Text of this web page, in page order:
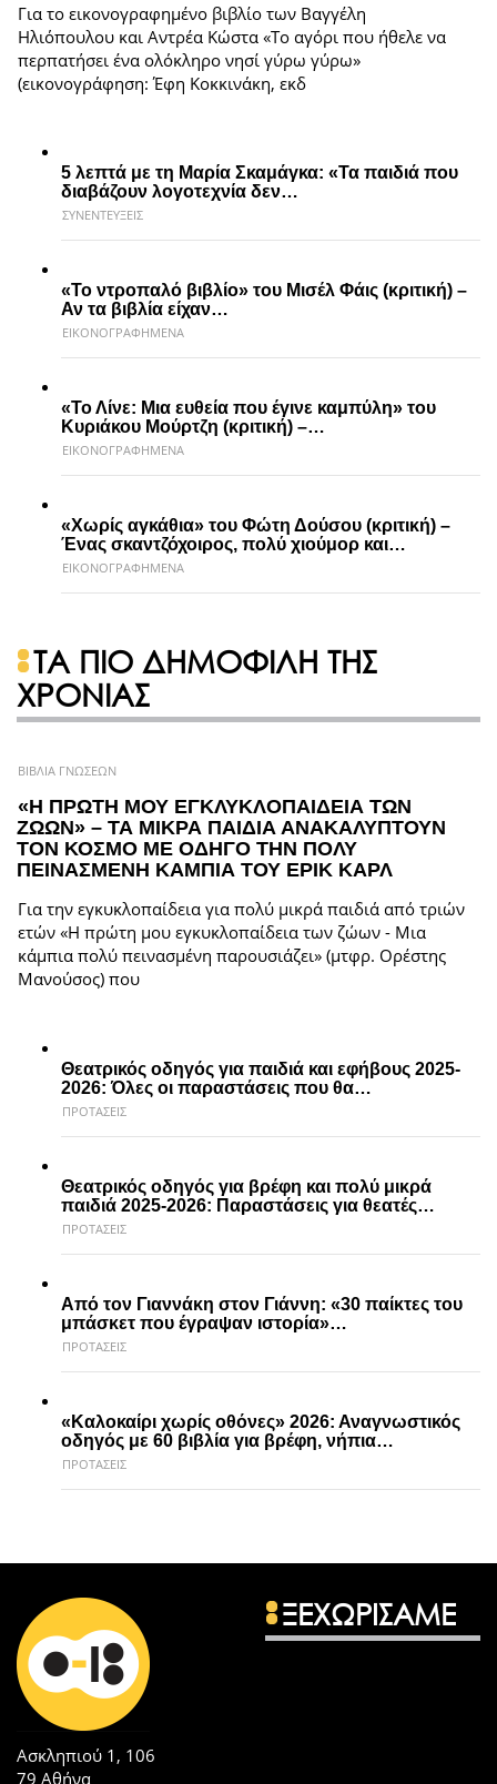
Για το εικονογραφημένο βιβλίο των Βαγγέλη
Ηλιόπουλου και Αντρέα Κώστα «Το αγόρι που ήθελε να
περπατήσει ένα ολόκληρο νησί γύρω γύρω»
(εικονογράφηση: Έφη Κοκκινάκη, εκδ
5 λεπτά με τη Μαρία Σκαμάγκα: «Τα παιδιά που
διαβάζουν λογοτεχνία δεν…
ΣΥΝΕΝΤΕΥΞΕΙΣ
«Το ντροπαλό βιβλίο» του Μισέλ Φάις (κριτική) –
Αν τα βιβλία είχαν…
ΕΙΚΟΝΟΓΡΑΦΗΜΕΝΑ
«Το Λίνε: Μια ευθεία που έγινε καμπύλη» του
Κυριάκου Μούρτζη (κριτική) –…
ΕΙΚΟΝΟΓΡΑΦΗΜΕΝΑ
«Χωρίς αγκάθια» του Φώτη Δούσου (κριτική) –
Ένας σκαντζόχοιρος, πολύ χιούμορ και…
ΕΙΚΟΝΟΓΡΑΦΗΜΕΝΑ
ΤΑ ΠΙΟ ΔΗΜΟΦΙΛΗ ΤΗΣ
ΧΡΟΝΙΑΣ
ΒΙΒΛΙΑ ΓΝΩΣΕΩΝ
«Η ΠΡΩΤΗ ΜΟΥ ΕΓΚΛΥΚΛΟΠΑΙΔΕΙΑ ΤΩΝ
ΖΩΩΝ» – ΤΑ ΜΙΚΡΑ ΠΑΙΔΙΑ ΑΝΑΚΑΛΥΠΤΟΥΝ
ΤΟΝ ΚΟΣΜΟ ΜΕ ΟΔΗΓΟ ΤΗΝ ΠΟΛΥ
ΠΕΙΝΑΣΜΕΝΗ ΚΑΜΠΙΑ ΤΟΥ ΕΡΙΚ ΚΑΡΛ
Για την εγκυκλοπαίδεια για πολύ μικρά παιδιά από τριών
ετών «Η πρώτη μου εγκυκλοπαίδεια των ζώων - Μια
κάμπια πολύ πεινασμένη παρουσιάζει» (μτφρ. Ορέστης
Μανούσος) που
Θεατρικός οδηγός για παιδιά και εφήβους 2025-
2026: Όλες οι παραστάσεις που θα…
ΠΡΟΤΑΣΕΙΣ
Θεατρικός οδηγός για βρέφη και πολύ μικρά
παιδιά 2025-2026: Παραστάσεις για θεατές…
ΠΡΟΤΑΣΕΙΣ
Από τον Γιαννάκη στον Γιάννη: «30 παίκτες του
μπάσκετ που έγραψαν ιστορία»…
ΠΡΟΤΑΣΕΙΣ
«Καλοκαίρι χωρίς οθόνες» 2026: Αναγνωστικός
οδηγός με 60 βιβλία για βρέφη, νήπια…
ΠΡΟΤΑΣΕΙΣ
Ασκληπιού 1, 106
79 Αθήνα
ΞΕΧΩΡΙΣΑΜΕ